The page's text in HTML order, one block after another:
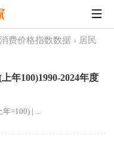
费价格指数数据 › 居民
年100)1990-2024年度
=100) | ...